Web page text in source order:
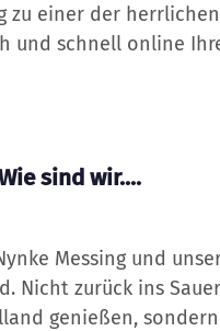
zu einer der
und schnell online
sind wir....
Messing und
Nicht zurück ins
genießen,